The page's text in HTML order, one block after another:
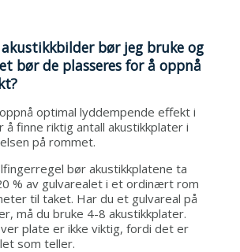
bør jeg bruke og
bør de plasseres for å oppnå
optimal lyddempende effekt i
finne riktig antall akustikkplater i
på rommet.
bør akustikkplatene ta
% av gulvarealet i et ordinært rom
til taket. Har du et gulvareal på
må du bruke 4-8 akustikkplater.
plate er ikke viktig, fordi det er
som teller.